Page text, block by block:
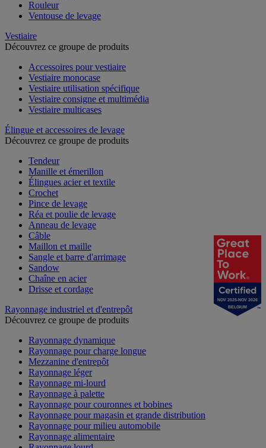
Rouleur
Ventouse de levage
Vestiaire
Découvrez ce groupe de produits
Accessoires pour vestiaire
Vestiaire monocase
Vestiaire utilisation spécifique
Vestiaire consigne et multimédia
Vestiaire multicases
Élingue et accessoires de levage
Découvrez ce groupe de produits
Tendeur
Manille et émerillon
Élingues acier et textile
Crochet
Pince de levage
Réa et poulie de levage
Anneau de levage
Câble
Maillon et maille
Sangle et barre d'arrimage
Sandow
Chaîne en acier
Drisse et cordage
Rayonnage industriel et d'entrepôt
Découvrez ce groupe de produits
Rayonnage dynamique
Rayonnage pour charge longue
Mezzanine d'entrepôt
Rayonnage léger
Rayonnage mi-lourd
Rayonnage à palette
Rayonnage pour couronnes et bobines
Rayonnage pour magasin et grande distribution
Rayonnage pour milieu automobile
Rayonnage alimentaire
NOV 2025-NOV 2026
BELGIUM